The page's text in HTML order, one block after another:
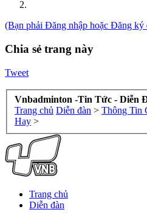
(Bạn phải Đăng nhập hoặc Đăng ký
Chia sẻ trang này
Tweet
Vnbadminton -Tin Tức - Diễn
Trang chủ Diễn đàn > Thông Tin
Hay >
Trang chủ
Diễn đàn